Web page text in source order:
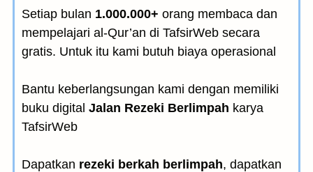
Setiap bulan 1.000.000+ orang membaca dan
mempelajari al-Qur’an di TafsirWeb secara
gratis. Untuk itu kami butuh biaya operasional
Bantu keberlangsungan kami dengan memiliki
buku digital Jalan Rezeki Berlimpah karya
TafsirWeb
Dapatkan rezeki berkah berlimpah, dapatkan